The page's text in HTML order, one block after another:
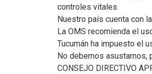
controles vitales
Nuestro país cuenta con
La OMS recomienda el
Tucumán ha impuesto el
No debemos asustarnos,
CONSEJO DIRECTIVO